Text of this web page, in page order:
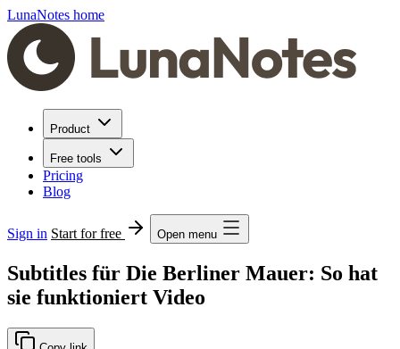
LunaNotes home
Product
Free tools
Pricing
Blog
Sign in Start for free Open menu
Subtitles für Die Berliner Mauer: So hat
sie funktioniert Video